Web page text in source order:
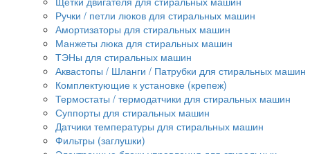
Ручки / петли люков для стиральных машин
Амортизаторы для стиральных машин
Манжеты люка для стиральных машин
ТЭНы для стиральных машин
Аквастопы / Шланги / Патрубки для стиральных машин
Комплектующие к установке (крепеж)
Термостаты / термодатчики для стиральных машин
Суппорты для стиральных машин
Датчики температуры для стиральных машин
Фильтры (заглушки)